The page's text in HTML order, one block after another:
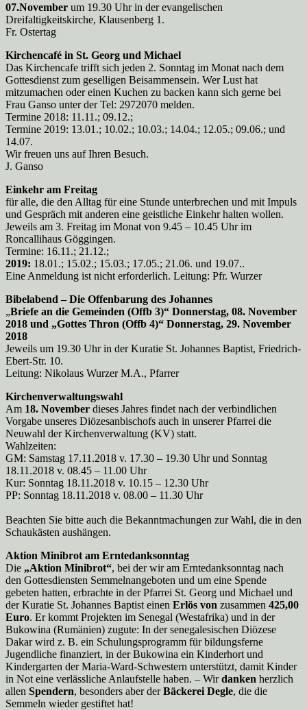
07.November um 19.30 Uhr in der evangelischen
Dreifaltigkeitskirche, Klausenberg 1.
Fr. Ostertag
Kirchencafé in St. Georg und Michael
Das Kirchencafe trifft sich jeden 2. Sonntag im Monat nach dem
Gottesdienst zum geselligen Beisammensein. Wer Lust hat
mitzumachen oder einen Kuchen zu backen kann sich gerne bei
Frau Ganso unter der Tel: 2972070 melden.
Termine 2018: 11.11.; 09.12.;
Termine 2019: 13.01.; 10.02.; 10.03.; 14.04.; 12.05.; 09.06.; und
14.07.
Wir freuen uns auf Ihren Besuch.
J. Ganso
Einkehr am Freitag
für alle, die den Alltag für eine Stunde unterbrechen und mit Impuls
und Gespräch mit anderen eine geistliche Einkehr halten wollen.
Jeweils am 3. Freitag im Monat von 9.45 – 10.45 Uhr im
Roncallihaus Göggingen.
Termine: 16.11.; 21.12.;
2019: 18.01.; 15.02.; 15.03.; 17.05.; 21.06. und 19.07..
Eine Anmeldung ist nicht erforderlich. Leitung: Pfr. Wurzer
Bibelabend – Die Offenbarung des Johannes
„Briefe an die Gemeinden (Offb 3)“ Donnerstag, 08. November
2018 und „Gottes Thron (Offb 4)“ Donnerstag, 29. November
2018
Jeweils um 19.30 Uhr in der Kuratie St. Johannes Baptist, Friedrich-
Ebert-Str. 10.
Leitung: Nikolaus Wurzer M.A., Pfarrer
Kirchenverwaltungswahl
Am 18. November dieses Jahres findet nach der verbindlichen
Vorgabe unseres Diözesanbischofs auch in unserer Pfarrei die
Neuwahl der Kirchenverwaltung (KV) statt.
Wahlzeiten:
GM: Samstag 17.11.2018 v. 17.30 – 19.30 Uhr und Sonntag
18.11.2018 v. 08.45 – 11.00 Uhr
Kur: Sonntag 18.11.2018 v. 10.15 – 12.30 Uhr
PP: Sonntag 18.11.2018 v. 08.00 – 11.30 Uhr
Beachten Sie bitte auch die Bekanntmachungen zur Wahl, die in den
Schaukästen aushängen.
Aktion Minibrot am Erntedanksonntag
Die „Aktion Minibrot“, bei der wir am Erntedanksonntag nach
den Gottesdiensten Semmelnangeboten und um eine Spende
gebeten hatten, erbrachte in der Pfarrei St. Georg und Michael und
der Kuratie St. Johannes Baptist einen Erlös von zusammen 425,00
Euro. Er kommt Projekten im Senegal (Westafrika) und in der
Bukowina (Rumänien) zugute: In der senegalesischen Diözese
Dakar wird z. B. ein Schulungsprogramm für bildungsferne
Jugendliche finanziert, in der Bukowina ein Kinderhort und
Kindergarten der Maria-Ward-Schwestern unterstützt, damit Kinder
in Not eine verlässliche Anlaufstelle haben. – Wirdanken herzlich
allen Spendern, besonders aber derBäckerei Degle, die die
Semmeln wieder gestiftet hat!